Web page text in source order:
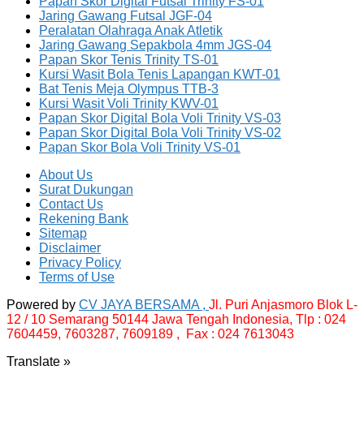
Jaring Gawang Futsal JGF-04
Peralatan Olahraga Anak Atletik
Jaring Gawang Sepakbola 4mm JGS-04
Papan Skor Tenis Trinity TS-01
Kursi Wasit Bola Tenis Lapangan KWT-01
Bat Tenis Meja Olympus TTB-3
Kursi Wasit Voli Trinity KWV-01
Papan Skor Digital Bola Voli Trinity VS-03
Papan Skor Digital Bola Voli Trinity VS-02
Papan Skor Bola Voli Trinity VS-01
About Us
Surat Dukungan
Contact Us
Rekening Bank
Sitemap
Disclaimer
Privacy Policy
Terms of Use
Powered by CV JAYA BERSAMA , Jl. Puri Anjasmoro Blok L-
12 / 10 Semarang 50144 Jawa Tengah Indonesia, Tlp : 024
7604459, 7603287, 7609189 , Fax : 024 7613043
Translate »